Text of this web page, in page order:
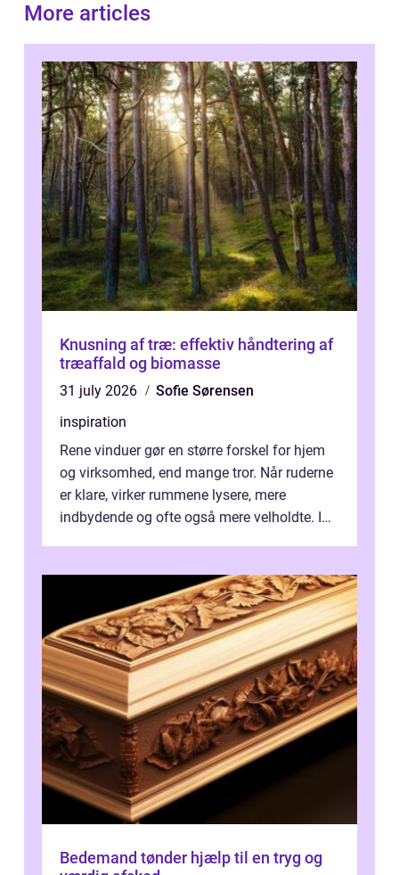
More articles
Knusning af træ: effektiv håndtering af
træaffald og biomasse
31 july 2026
Sofie Sørensen
inspiration
Rene vinduer gør en større forskel for hjem
og virksomhed, end mange tror. Når ruderne
er klare, virker rummene lysere, mere
indbydende og ofte også mere velholdte. I
Bedemand tønder hjælp til en tryg og